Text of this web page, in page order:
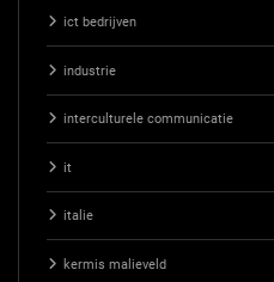
ict bedrijven
industrie
interculturele communicatie
it
italie
kermis malieveld